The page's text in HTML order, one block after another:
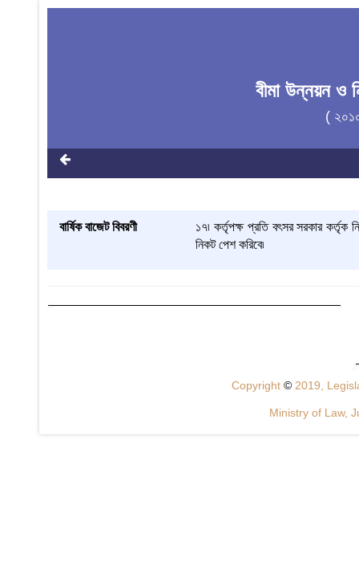
বীমা উন্নয়ন ও
(
বার্ষিক বাজেট বিবরণী
১৭৷ কর্তৃপক্ষ প্রতি বৎসর সরকার কর্তৃক
নিকট পেশ করিবে৷
Copyright © 2019,
Ministry of Law,